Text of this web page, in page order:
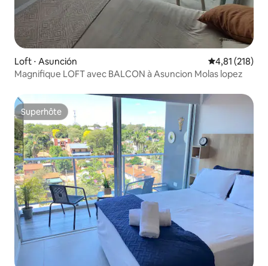
Loft ⋅ Asunción Évaluation
4,81 (218)
Magnifique LOFT avec BALCON à Asuncion Molas lopez
Superhôte
Superhôte